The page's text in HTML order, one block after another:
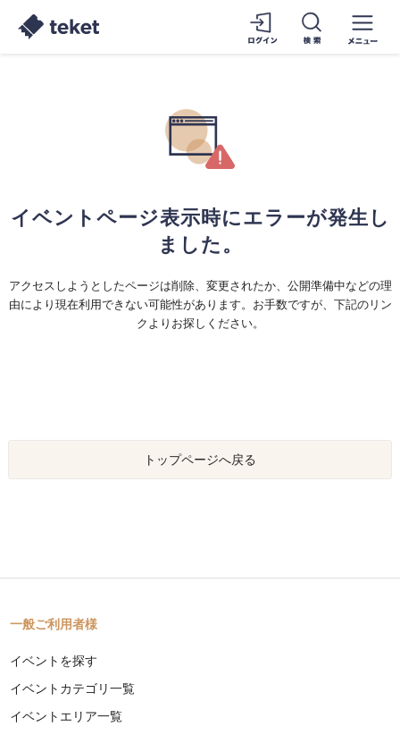
イベントページ表示時にエラーが発生し
ました。
アクセスしようとしたページは削除、変更されたか、公開準備中などの理
由により現在利用できない可能性があります。お手数ですが、下記のリン
クよりお探しください。
トップページへ戻る
一般ご利用者様
イベントを探す
イベントカテゴリ一覧
イベントエリア一覧